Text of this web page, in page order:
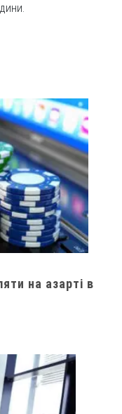
на азарті в